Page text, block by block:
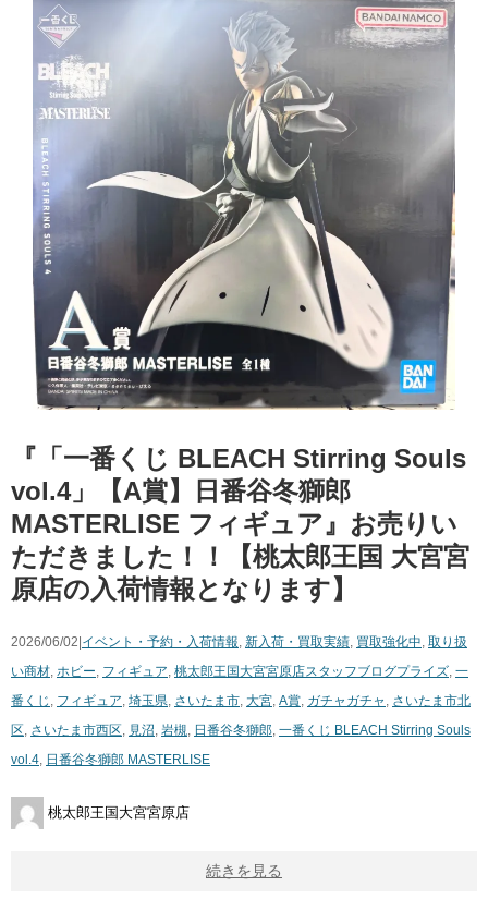
『「一番くじ BLEACH Stirring Souls
vol.4」【A賞】日番谷冬獅郎
MASTERLISE フィギュア』お売りい
ただきました！！【桃太郎王国 大宮宮
原店の入荷情報となります】
2026/06/02|イベント・予約・入荷情報, 新入荷・買取実績, 買取強化中, 取り扱
い商材, ホビー, フィギュア, 桃太郎王国大宮宮原店スタッフブログプライズ, 一
番くじ , フィギュア, 埼玉県, さいたま市, 大宮, A賞, ガチャガチャ , さいたま市北
区, さいたま市西区, 見沼, 岩槻, 日番谷冬獅郎, 一番くじ BLEACH Stirring Souls
vol.4, 日番谷冬獅郎 MASTERLISE
桃太郎王国大宮宮原店
続きを見る